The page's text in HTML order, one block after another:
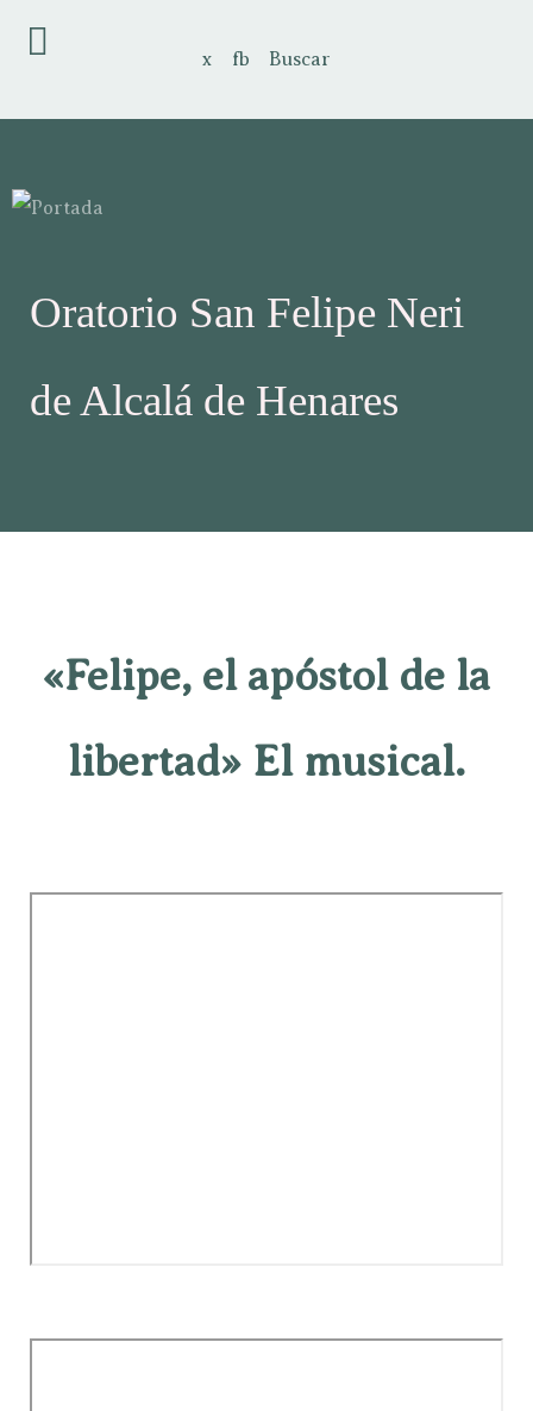
x fb Buscar
Oratorio San Felipe Neri
de Alcalá de Henares
«Felipe, el apóstol de la
libertad» El musical.